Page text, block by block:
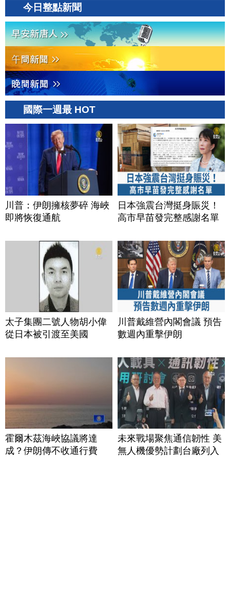
今日整點新聞
國際一週最 HOT
川普：伊朗擁核夢碎 海峽
即將恢復通航
日本強震台灣挺身賑災！
高市早苗發完整感謝名單
太子集團二號人物胡小偉
從日本被引渡至美國
川普戴維營內閣會議 預告
數週內重擊伊朗
霍爾木茲海峽協議將達
成？伊朗傳不收通行費
未來戰場聚焦通信韌性 美
無人機優勢計劃台廠列入